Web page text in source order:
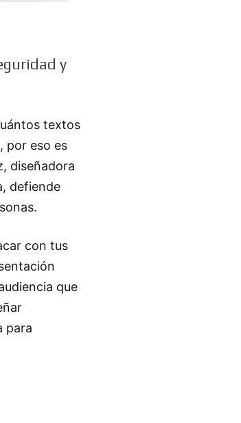
y
textos
por eso es
diseñadora
defiende
con tus
que
para